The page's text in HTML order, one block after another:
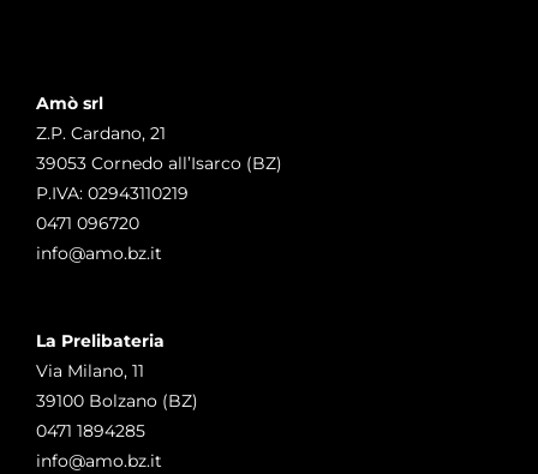
Amò srl
Z.P. Cardano, 21
39053 Cornedo all’Isarco (BZ)
P.IVA: 02943110219
0471 096720
info@amo.bz.it
La Prelibateria
Via Milano, 11
39100 Bolzano (BZ)
0471 1894285
info@amo.bz.it